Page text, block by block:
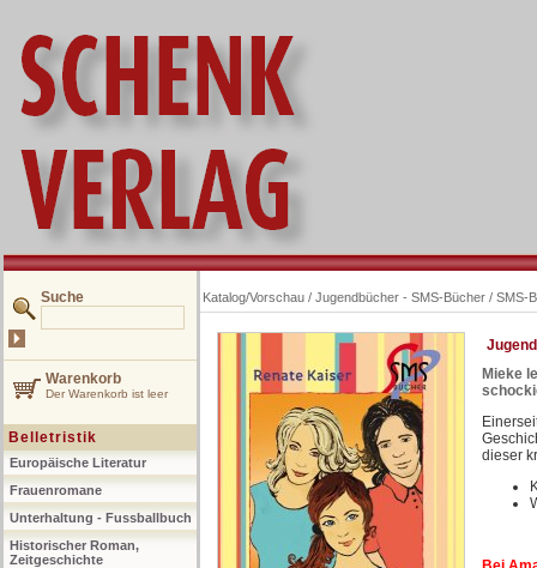
Suche
Warenkorb
Der Warenkorb ist leer
Belletristik
Europäische Literatur
Frauenromane
Unterhaltung - Fussballbuch
Historischer Roman,
Zeitgeschichte
Katalog/Vorschau / Jugendbücher - SMS-Bücher / SMS-
Mieke
dieser